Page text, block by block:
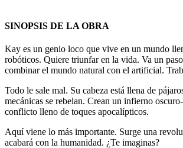
SINOPSIS DE LA OBRA
Kay es un genio loco que vive en un mundo
robóticos. Quiere triunfar en la vida. Va un
combinar el mundo natural con el artificial.
Todo le sale mal. Su cabeza está llena de
mecánicas se rebelan. Crean un infierno
conflicto lleno de toques apocalípticos.
Aquí viene lo más importante. Surge una
acabará con la humanidad. ¿Te imaginas?